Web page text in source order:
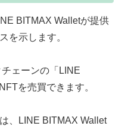
BITMAX Walletが提供
を示します。
ェーンの「LINE
を売買できます。
、LINE BITMAX Wallet